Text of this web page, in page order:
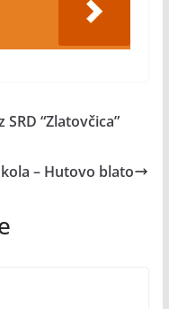
“Zlatovčica”
– Hutovo blato